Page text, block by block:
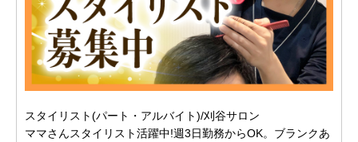
スタイリスト(パート・アルバイト)/刈谷サロン
ママさんスタイリスト活躍中!週3日勤務からOK。ブランクあ